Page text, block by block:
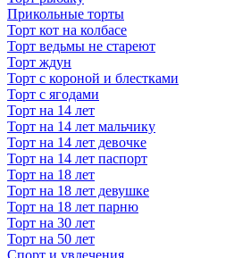
Прикольные торты
Торт кот на колбасе
Торт ведьмы не стареют
Торт ждун
Торт с короной и блестками
Торт с ягодами
Торт на 14 лет
Торт на 14 лет мальчику
Торт на 14 лет девочке
Торт на 14 лет паспорт
Торт на 18 лет
Торт на 18 лет девушке
Торт на 18 лет парню
Торт на 30 лет
Торт на 50 лет
Спорт и увлечения